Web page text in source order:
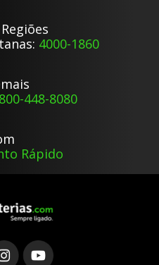
4000-1860
448-8080
Rápido